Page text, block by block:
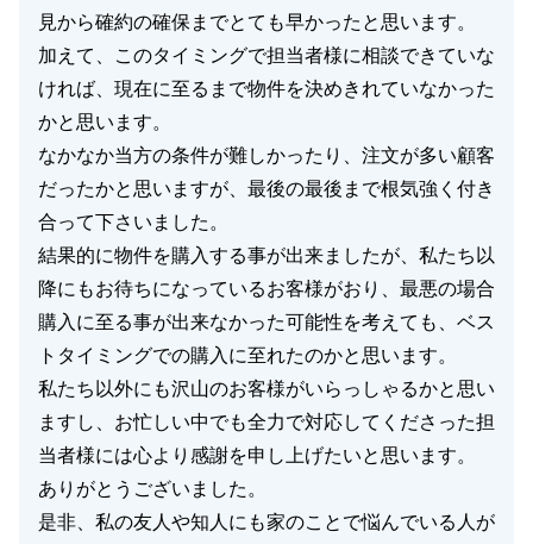
見から確約の確保までとても早かったと思います。
加えて、このタイミングで担当者様に相談できていな
ければ、現在に至るまで物件を決めきれていなかった
かと思います。
なかなか当方の条件が難しかったり、注文が多い顧客
だったかと思いますが、最後の最後まで根気強く付き
合って下さいました。
結果的に物件を購入する事が出来ましたが、私たち以
降にもお待ちになっているお客様がおり、最悪の場合
購入に至る事が出来なかった可能性を考えても、ベス
トタイミングでの購入に至れたのかと思います。
私たち以外にも沢山のお客様がいらっしゃるかと思い
ますし、お忙しい中でも全力で対応してくださった担
当者様には心より感謝を申し上げたいと思います。
ありがとうございました。
是非、私の友人や知人にも家のことで悩んでいる人が